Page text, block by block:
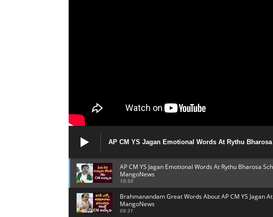
AP CM YS Jagan Emotional Words At Rythu
AP CM YS Jagan Emotional Words At Rythu Bharosa
MangoNews
10:50
Brahmanandam Great Words About AP CM YS Jagan
MangoNews
09:31